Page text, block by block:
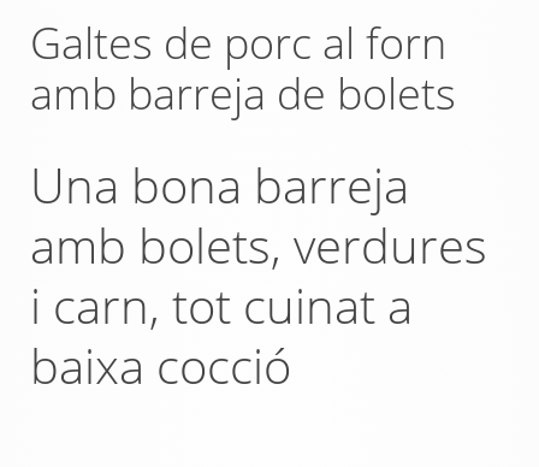
Galtes de porc al forn
amb barreja de bolets
Una bona barreja
amb bolets, verdures
i carn, tot cuinat a
baixa cocció